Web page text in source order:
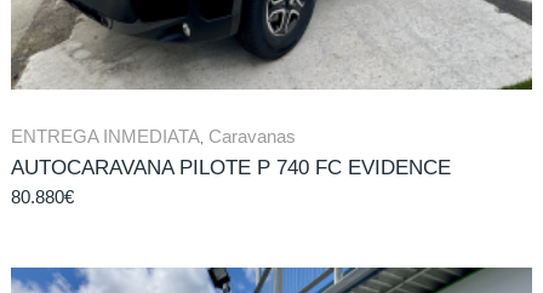
ENTREGA INMEDIATA, Caravanas
AUTOCARAVANA PILOTE P 740 FC EVIDENCE
80.880€